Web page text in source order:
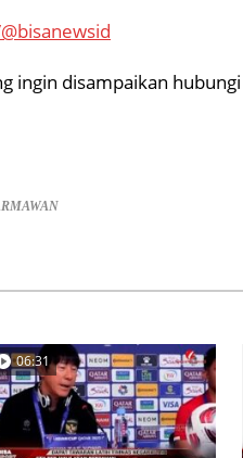
ingin disampaikan
06:31